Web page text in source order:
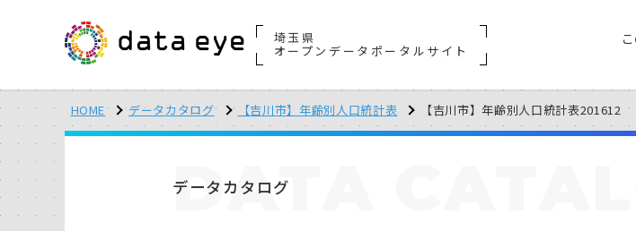
埼玉県
オープンデータポータルサイト
HOME データカタログ 【吉川市】年齢別人口統計表 【吉川市】年齢別人口統計表201612
データカタログ
DATA